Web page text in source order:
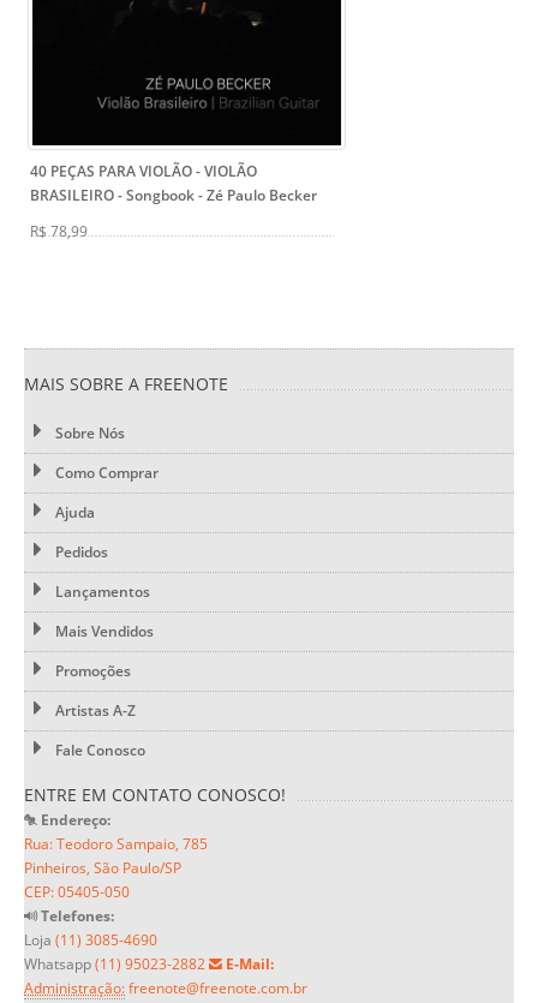
40 PEÇAS PARA VIOLÃO - VIOLÃO
BRASILEIRO - Songbook- Zé Paulo Becker
R$ 78,99
MAIS SOBRE A FREENOTE
Sobre Nós
Como Comprar
Ajuda
Pedidos
Lançamentos
Mais Vendidos
Promoções
Artistas A-Z
Fale Conosco
ENTRE EM CONTATO CONOSCO!
Endereço:
Rua: Teodoro Sampaio, 785
Pinheiros, São Paulo/SP
CEP: 05405-050
Telefones:
Loja (11) 3085-4690
Whatsapp(11) 95023-2882
E-Mail:
Administração:freenote@freenote.com.br